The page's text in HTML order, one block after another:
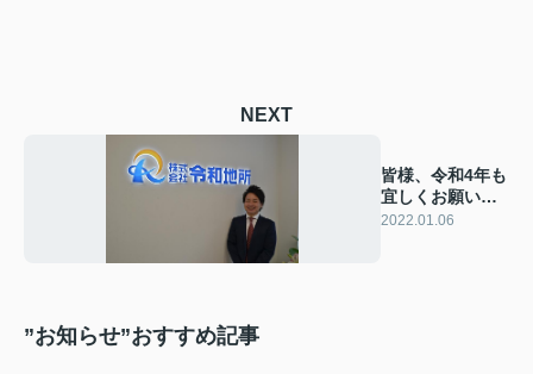
NEXT
皆様、令和4年も
宜しくお願い致
します！
2022.01.06
”お知らせ”おすすめ記事